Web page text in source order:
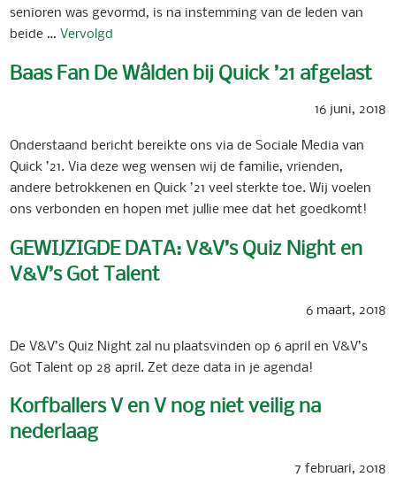
senioren was gevormd, is na instemming van de leden van
beide …Vervolgd
Baas Fan De Wâlden bij Quick ’21 afgelast
16 juni, 2018
Onderstaand bericht bereikte ons via de Sociale Media van
Quick ’21. Via deze weg wensen wij de familie, vrienden,
andere betrokkenen en Quick ’21 veel sterkte toe. Wij voelen
ons verbonden en hopen met jullie mee dat het goedkomt!
GEWIJZIGDE DATA: V&V’s Quiz Night en
V&V’s Got Talent
6 maart, 2018
De V&V’s Quiz Night zal nu plaatsvinden op 6 april en V&V’s
Got Talent op 28 april. Zet deze data in je agenda!
Korfballers V en V nog niet veilig na
nederlaag
7 februari, 2018